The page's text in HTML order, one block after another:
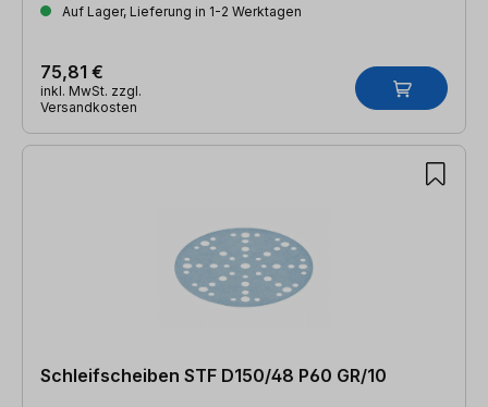
Auf Lager, Lieferung in 1-2 Werktagen
75,81 €
inkl. MwSt. zzgl.
Versandkosten
Schleifscheiben STF D150/48 P60 GR/10